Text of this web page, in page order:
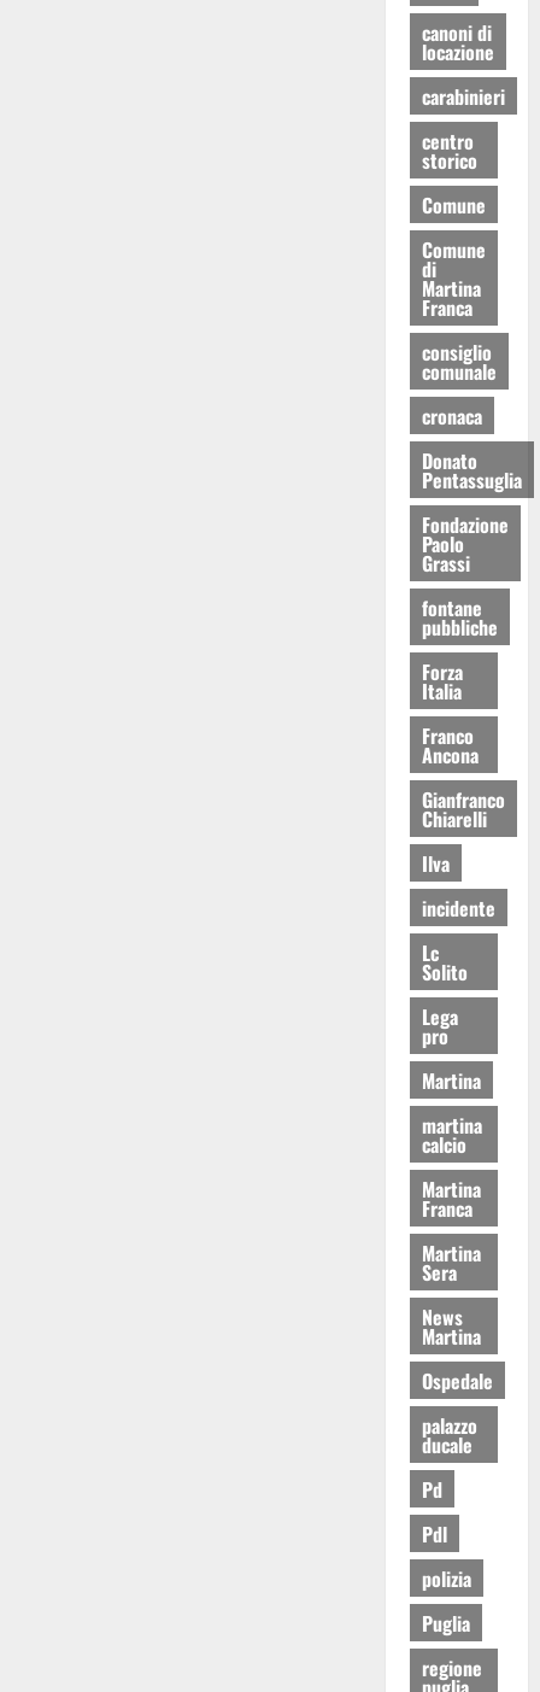
canoni di
locazione
carabinieri
centro
storico
Comune
Comune
di
Martina
Franca
consiglio
comunale
cronaca
Donato
Pentassuglia
Fondazione
Paolo
Grassi
fontane
pubbliche
Forza
Italia
Franco
Ancona
Gianfranco
Chiarelli
Ilva
incidente
Lc
Solito
Lega
pro
Martina
martina
calcio
Martina
Franca
Martina
Sera
News
Martina
Ospedale
palazzo
ducale
Pd
Pdl
polizia
Puglia
regione